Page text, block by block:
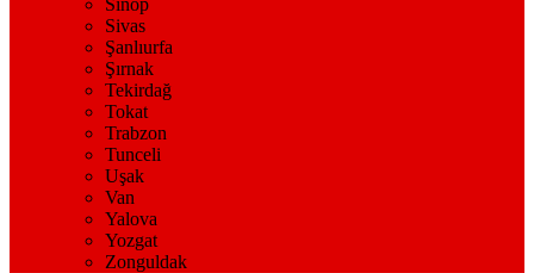
Sinop
Sivas
Şanlıurfa
Şırnak
Tekirdağ
Tokat
Trabzon
Tunceli
Uşak
Van
Yalova
Yozgat
Zonguldak